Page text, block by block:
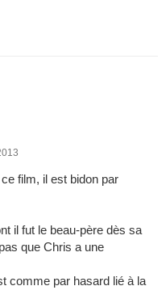
film, il est bidon par
il fut le beau-père dès sa
que Chris a une
comme par hasard lié à la